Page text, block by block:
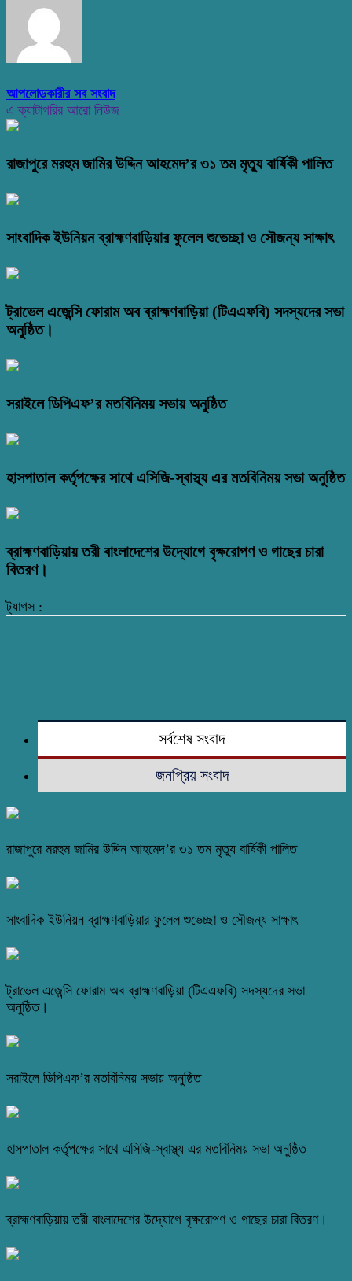
আপলোডকারীর সব সংবাদ
এ ক্যাটাগরির আরো নিউজ
রাজাপুরে মরহুম জামির উদ্দিন আহমেদ’র ৩১ তম মৃত্যু বার্ষিকী পালিত
সাংবাদিক ইউনিয়ন ব্রাহ্মণবাড়িয়ার ফুলেল শুভেচ্ছা ও সৌজন্য সাক্ষাৎ
ট্রাভেল এজেন্সি ফোরাম অব ব্রাহ্মণবাড়িয়া (টিএএফবি) সদস্যদের সভা
অনুষ্ঠিত।
সরাইলে ডিপিএফ’র মতবিনিময় সভায় অনুষ্ঠিত
হাসপাতাল কর্তৃপক্ষের সাথে এসিজি-স্বাস্থ্য এর মতবিনিময় সভা অনুষ্ঠিত
ব্রাহ্মণবাড়িয়ায় তরী বাংলাদেশের উদ্যোগে বৃক্ষরোপণ ও গাছের চারা
বিতরণ।
ট্যাগস :
সর্বশেষ সংবাদ
জনপ্রিয় সংবাদ
রাজাপুরে মরহুম জামির উদ্দিন আহমেদ’র ৩১ তম মৃত্যু বার্ষিকী পালিত
সাংবাদিক ইউনিয়ন ব্রাহ্মণবাড়িয়ার ফুলেল শুভেচ্ছা ও সৌজন্য সাক্ষাৎ
ট্রাভেল এজেন্সি ফোরাম অব ব্রাহ্মণবাড়িয়া (টিএএফবি) সদস্যদের সভা
অনুষ্ঠিত।
সরাইলে ডিপিএফ’র মতবিনিময় সভায় অনুষ্ঠিত
হাসপাতাল কর্তৃপক্ষের সাথে এসিজি-স্বাস্থ্য এর মতবিনিময় সভা অনুষ্ঠিত
ব্রাহ্মণবাড়িয়ায় তরী বাংলাদেশের উদ্যোগে বৃক্ষরোপণ ও গাছের চারা বিতরণ।